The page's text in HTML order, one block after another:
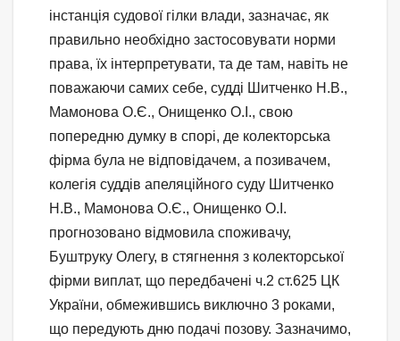
інстанція судової гілки влади, зазначає, як
правильно необхідно застосовувати норми
права, їх інтерпретувати, та де там, навіть не
поважаючи самих себе, судді Шитченко Н.В.,
Мамонова О.Є., Онищенко О.І., свою
попередню думку в спорі, де колекторська
фірма була не відповідачем, а позивачем,
колегія суддів апеляційного суду Шитченко
Н.В., Мамонова О.Є., Онищенко О.І.
прогнозовано відмовила споживачу,
Буштруку Олегу, в стягнення з колекторської
фірми виплат, що передбачені ч.2 ст.625 ЦК
України, обмежившись виключно 3 роками,
що передують дню подачі позову. Зазначимо,